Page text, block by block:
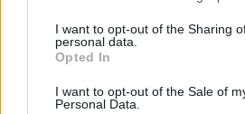
not limited to your visit or usage
grant or deny consent to Google and
use your data for below specified
consent section.
I want to opt-out of the Sharing
personal data.
Opted In
I want to opt-out of the Sale of
Personal Data.
09:1028.06.25